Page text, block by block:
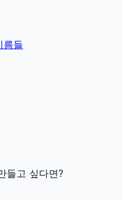
름들
들고 싶다면?